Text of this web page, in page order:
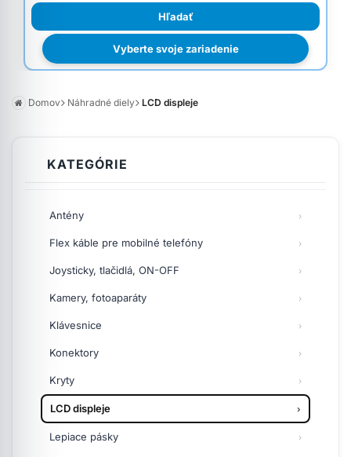
Vyberte svoje zariadenie
Domov Náhradné diely LCD displeje
KATEGÓRIE
Antény
Flex káble pre mobilné telefóny
Joysticky, tlačidlá, ON-OFF
Kamery, fotoaparáty
Klávesnice
Konektory
Kryty
LCD displeje
Lepiace pásky